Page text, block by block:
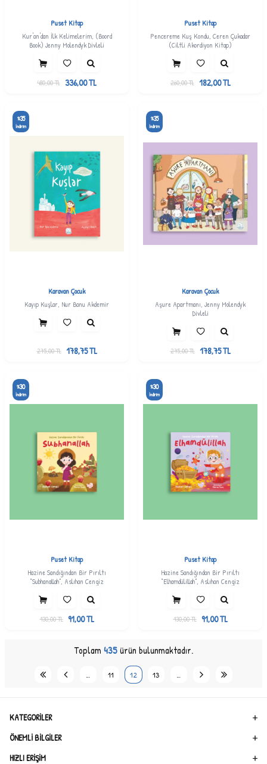
Puset Kitap
Kur'an'dan İlk Kelimelerim, (Boord
Book) Jenny Molendyk Divleli
480,00TL 336,00TL
Puset Kitap
Pencereme Kuş Kondu, Ceren Çukadar
(Ciltli Akordiyon Kitap)
260,00TL 182,00TL
%35
İndirim
Karavan Çocuk
Kayıp Kuşlar, Nur Banu Akdemir
275,00TL 178,75TL
%35
İndirim
Karavan Çocuk
Aşure Apartmanı, Jenny Molendyk
Divleli
275,00TL 178,75TL
%30
İndirim
Puset Kitap
Hazine Sandığından Bir Pırıltı
“Subhanallah”, Aslıhan Cengiz
130,00TL 91,00TL
%30
İndirim
Puset Kitap
Hazine Sandığından Bir Pırıltı
“Elhamdülillah”, Aslıhan Cengiz
130,00TL 91,00TL
Toplam 435ürün bulunmaktadır.
… 11 12 13 …
KATEGORILER
ÖNEMLI BILGILER
HIZLI ERIŞIM